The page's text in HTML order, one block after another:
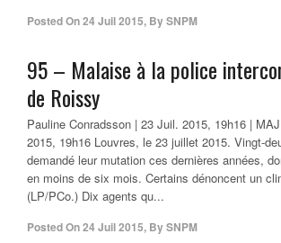
Posted On24 Juil 2015, BySNPM
95 – Malaise à la police
de Roissy
Pauline Conradsson | 23 Juil. 2015, 19h16 |
2015, 19h16 Louvres, le 23 juillet 2015. Vingt-
demandé leur mutation ces dernières années,
en moins de six mois. Certains dénoncent un
(LP/PCo.) Dix agents qu...
Posted On24 Juil 2015, BySNPM